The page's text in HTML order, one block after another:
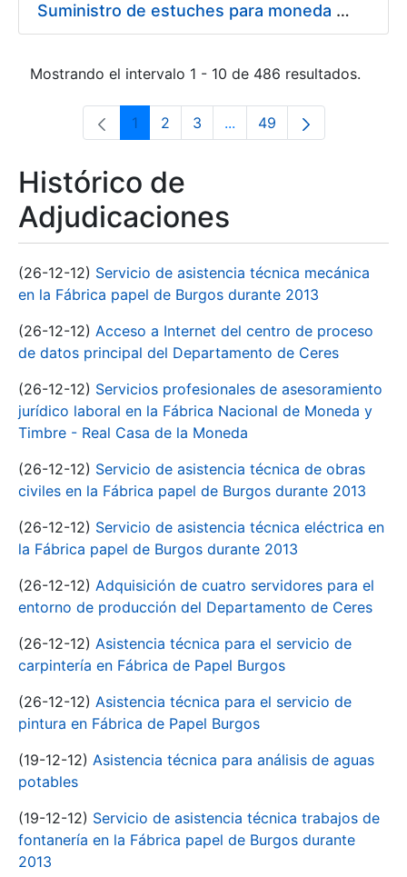
Suministro de estuches para moneda de 30 €
Mostrando el intervalo 1 - 10 de 486 resultados.
Página
1 Página
2 Página
3 ...Páginas intermedias Use
Página
49
Histórico de
Adjudicaciones
(26-12-12) Servicio de asistencia técnica mecánica
en la Fábrica papel de Burgos durante 2013
(26-12-12) Acceso a Internet del centro de proceso
de datos principal del Departamento de Ceres
(26-12-12) Servicios profesionales de asesoramiento
jurídico laboral en la Fábrica Nacional de Moneda y
Timbre - Real Casa de la Moneda
(26-12-12) Servicio de asistencia técnica de obras
civiles en la Fábrica papel de Burgos durante 2013
(26-12-12) Servicio de asistencia técnica eléctrica en
la Fábrica papel de Burgos durante 2013
(26-12-12) Adquisición de cuatro servidores para el
entorno de producción del Departamento de Ceres
(26-12-12) Asistencia técnica para el servicio de
carpintería en Fábrica de Papel Burgos
(26-12-12) Asistencia técnica para el servicio de
pintura en Fábrica de Papel Burgos
(19-12-12) Asistencia técnica para análisis de aguas
potables
(19-12-12) Servicio de asistencia técnica trabajos de
fontanería en la Fábrica papel de Burgos durante
2013